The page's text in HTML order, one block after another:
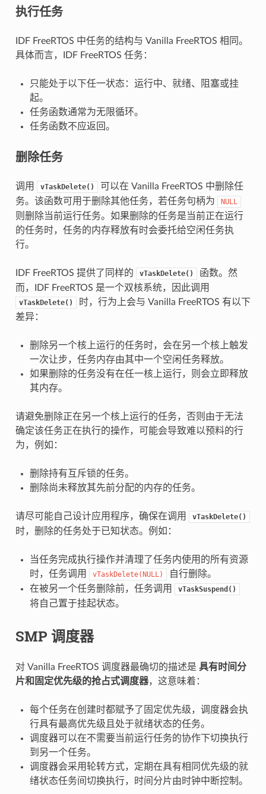
执行任务
IDF FreeRTOS 中任务的结构与 Vanilla FreeRTOS 相同。
具体而言，IDF FreeRTOS 任务：
只能处于以下任一状态：运行中、就绪、阻塞或挂
起。
任务函数通常为无限循环。
任务函数不应返回。
删除任务
调用 vTaskDelete()
可以在 Vanilla FreeRTOS 中删除任
务。该函数可用于删除其他任务，若任务句柄为
NULL
则删除当前运行任务。如果删除的任务是当前正在运行
的任务时，任务的内存释放有时会委托给空闲任务执
行。
IDF FreeRTOS 提供了同样的 vTaskDelete()
函数。然
而，IDF FreeRTOS 是一个双核系统，因此调用
vTaskDelete()
时，行为上会与 Vanilla FreeRTOS 有以下
差异：
删除另一个核上运行的任务时，会在另一个核上触发
一次让步，任务内存由其中一个空闲任务释放。
如果删除的任务没有在任一核上运行，则会立即释放
其内存。
请避免删除正在另一个核上运行的任务，否则由于无法
确定该任务正在执行的操作，可能会导致难以预料的行
为，例如：
删除持有互斥锁的任务。
删除尚未释放其先前分配的内存的任务。
请尽可能自己设计应用程序，确保在调用 vTaskDelete()
时，删除的任务处于已知状态。例如：
当任务完成执行操作并清理了任务内使用的所有资源
时，任务调用
vTaskDelete(NULL)
自行删除。
在被另一个任务删除前，任务调用
vTaskSuspend()
将自己置于挂起状态。
SMP 调度器
对 Vanilla FreeRTOS 调度器最确切的描述是 具有时间分
片和固定优先级的抢占式调度器，这意味着：
每个任务在创建时都赋予了固定优先级，调度器会执
行具有最高优先级且处于就绪状态的任务。
调度器可以在不需要当前运行任务的协作下切换执行
到另一个任务。
调度器会采用轮转方式，定期在具有相同优先级的就
绪状态任务间切换执行，时间分片由时钟中断控制。